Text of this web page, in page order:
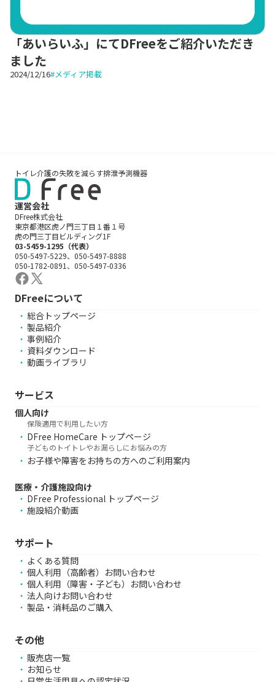
「あいらいふ」にてDFreeをご紹介いただき
ました
2024/12/16#メディア掲載
トイレ介護の失敗を減らす排泄予測機器
運営会社
DFree株式会社
東京都港区虎ノ門三丁目１番１号
虎の門三丁目ビルディング1F
03-5459-1295（代表）
050-5497-5229、050-5497-8888
050-1782-0891、050-5497-0336
DFreeについて
総合トップページ
製品紹介
事例紹介
資料ダウンロード
動画ライブラリ
サービス
個人向け
保険適用で利用したい方
DFree HomeCare トップページ
子どものトイトレやお漏らしにお悩みの方
お子様や障害をお持ちの方へのご利用案内
医療・介護施設向け
DFree Professional トップページ
施設紹介動画
サポート
よくある質問
個人利用（高齢者）お問い合わせ
個人利用（障害・子ども）お問い合わせ
法人向けお問い合わせ
製品・消耗品のご購入
その他
販売店一覧
お知らせ